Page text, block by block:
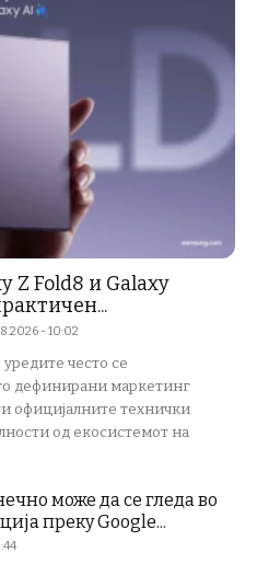
Z Fold8 и Galaxy
- 10:02
често се
дефинирани маркетинг
официјалните технички
од екосистемот на
може да се гледа во
преку Google...